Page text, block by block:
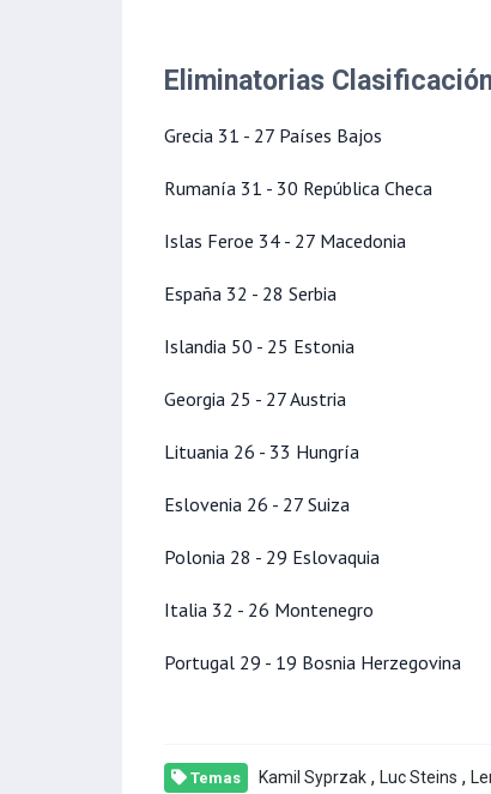
Eliminatorias
Grecia 31 - 27 Países Bajos
Rumanía 31 - 30 República Checa
Islas Feroe 34 - 27 Macedonia
España 32 - 28 Serbia
Islandia 50 - 25 Estonia
Georgia 25 - 27 Austria
Lituania 26 - 33 Hungría
Eslovenia 26 - 27 Suiza
Polonia 28 - 29 Eslovaquia
Italia 32 - 26 Montenegro
Portugal 29 - 19 Bosnia Herzegovina
Temas Kamil Syprzak , Luc Steins ,